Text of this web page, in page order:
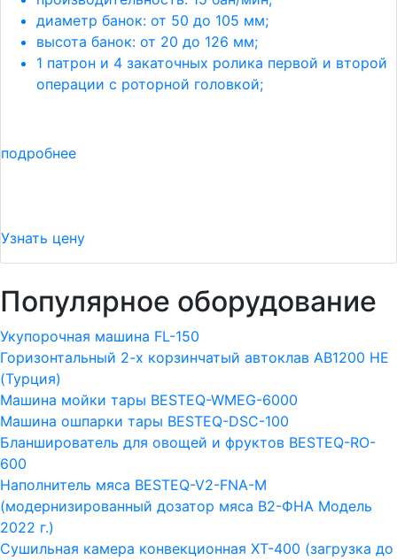
диаметр банок: от 50 до 105 мм;
высота банок: от 20 до 126 мм;
1 патрон и 4 закаточных ролика первой и второй
операции с роторной головкой;
подробнее
Узнать цену
Популярное оборудование
Укупорочная машина FL-150
Горизонтальный 2-х корзинчатый автоклав АВ1200 HE
(Турция)
Машина мойки тары BESTEQ-WMEG-6000
Машина ошпарки тары BESTEQ-DSC-100
Бланширователь для овощей и фруктов BESTEQ-RO-
600
Наполнитель мяса BESTEQ-V2-FNA-M
(модернизированный дозатор мяса В2-ФНА Модель
2022 г.)
Сушильная камера конвекционная ХТ-400 (загрузка до